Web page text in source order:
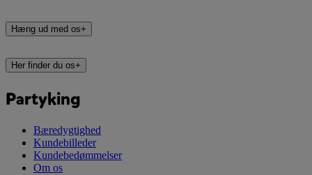
Hæng ud med os+
Her finder du os+
Partyking
Bæredygtighed
Kundebilleder
Kundebedømmelser
Om os